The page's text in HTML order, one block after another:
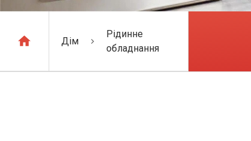
Дім
Рідинне
обладнання